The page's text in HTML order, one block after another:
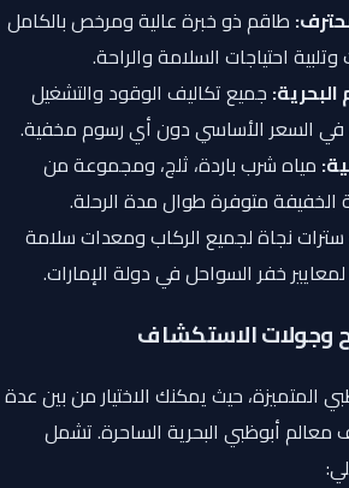
طاقم ذو خبرة عالية ومرخص بالكامل
احتياجات السلامة والراحة.
جميع تكاليف الوقود والتشغيل
السعر الأساسي دون أي رسوم مخفية.
مياه شرب باردة، ثلج، ومجموعة من
الخفيفة متوفرة طوال مدة الرحلة.
نجاة لجميع الركاب ومعدات سلامة
خفر السواحل في دولة الإمارات.
وجولات الاستكشاف
المتميزة، حيث يمكنك الاختيار من بين عدة
أبوظبي البحرية الساحرة. تشمل